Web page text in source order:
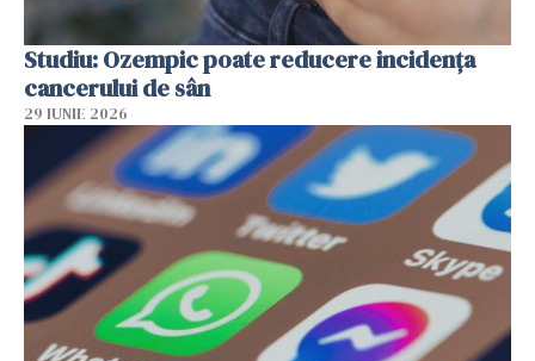
Studiu: Ozempic poate reducere incidența
cancerului de sân
29 IUNIE 2026